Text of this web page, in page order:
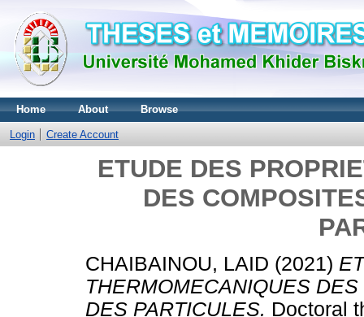
Home About Browse
Login Create Account
ETUDE DES
DES
CHAIBAINOU, LAID (2021)
THERMOMECANIQUES
DES PARTICULES. Doctoral